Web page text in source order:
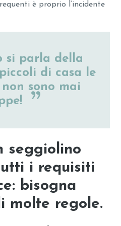
è proprio l’incidente
si parla della
di casa le
sono mai
seggiolino
i requisiti
bisogna
molte regole.